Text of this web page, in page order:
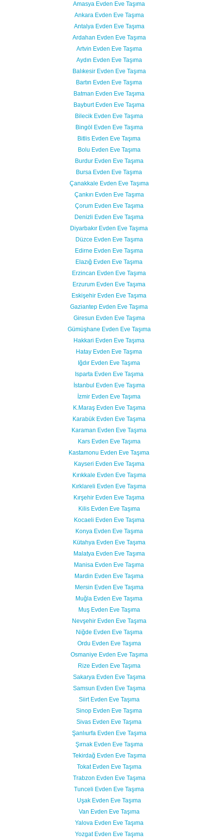
Amasya Evden Eve Taşıma
Ankara Evden Eve Taşıma
Antalya Evden Eve Taşıma
Ardahan Evden Eve Taşıma
Artvin Evden Eve Taşıma
Aydın Evden Eve Taşıma
Balıkesir Evden Eve Taşıma
Bartın Evden Eve Taşıma
Batman Evden Eve Taşıma
Bayburt Evden Eve Taşıma
Bilecik Evden Eve Taşıma
Bingöl Evden Eve Taşıma
Bitlis Evden Eve Taşıma
Bolu Evden Eve Taşıma
Burdur Evden Eve Taşıma
Bursa Evden Eve Taşıma
Çanakkale Evden Eve Taşıma
Çankırı Evden Eve Taşıma
Çorum Evden Eve Taşıma
Denizli Evden Eve Taşıma
Diyarbakır Evden Eve Taşıma
Düzce Evden Eve Taşıma
Edirne Evden Eve Taşıma
Elazığ Evden Eve Taşıma
Erzincan Evden Eve Taşıma
Erzurum Evden Eve Taşıma
Eskişehir Evden Eve Taşıma
Gaziantep Evden Eve Taşıma
Giresun Evden Eve Taşıma
Gümüşhane Evden Eve Taşıma
Hakkari Evden Eve Taşıma
Hatay Evden Eve Taşıma
Iğdır Evden Eve Taşıma
Isparta Evden Eve Taşıma
İstanbul Evden Eve Taşıma
İzmir Evden Eve Taşıma
K.Maraş Evden Eve Taşıma
Karabük Evden Eve Taşıma
Karaman Evden Eve Taşıma
Kars Evden Eve Taşıma
Kastamonu Evden Eve Taşıma
Kayseri Evden Eve Taşıma
Kırıkkale Evden Eve Taşıma
Kırklareli Evden Eve Taşıma
Kırşehir Evden Eve Taşıma
Kilis Evden Eve Taşıma
Kocaeli Evden Eve Taşıma
Konya Evden Eve Taşıma
Kütahya Evden Eve Taşıma
Malatya Evden Eve Taşıma
Manisa Evden Eve Taşıma
Mardin Evden Eve Taşıma
Mersin Evden Eve Taşıma
Muğla Evden Eve Taşıma
Muş Evden Eve Taşıma
Nevşehir Evden Eve Taşıma
Niğde Evden Eve Taşıma
Ordu Evden Eve Taşıma
Osmaniye Evden Eve Taşıma
Rize Evden Eve Taşıma
Sakarya Evden Eve Taşıma
Samsun Evden Eve Taşıma
Siirt Evden Eve Taşıma
Sinop Evden Eve Taşıma
Sivas Evden Eve Taşıma
Şanlıurfa Evden Eve Taşıma
Şırnak Evden Eve Taşıma
Tekirdağ Evden Eve Taşıma
Tokat Evden Eve Taşıma
Trabzon Evden Eve Taşıma
Tunceli Evden Eve Taşıma
Uşak Evden Eve Taşıma
Van Evden Eve Taşıma
Yalova Evden Eve Taşıma
Yozgat Evden Eve Taşıma